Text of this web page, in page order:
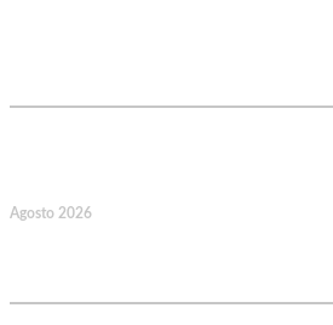
Agosto 2026